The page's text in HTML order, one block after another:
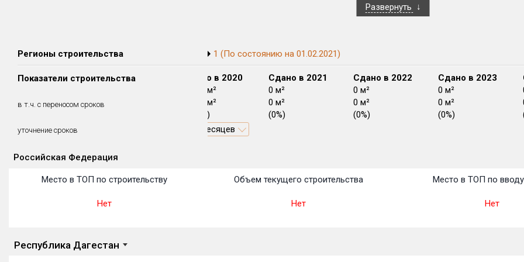
Развернуть
Регионы строительства 1 (По состоянию на 01.02.2021)
Показатели строительства
в т.ч. с переносом сроков
уточнение сроков
Сдано в 2018
0 м²
Сдано в 2019
0 м²
Сдано в 2020
6 011 м²
6 011 м²
(100%)
0.9 месяцев
Сдано в 2021
0 м²
0 м²
(0%)
Сдано в 2022
0 м²
0 м²
(0%)
Сдано в 2023
0 м²
0 м²
(0%)
Российская Федерация
Место в ТОП по строительству
Нет
Объем текущего строительства
Нет
Место в ТОП по
Нет
Республика Дагестан